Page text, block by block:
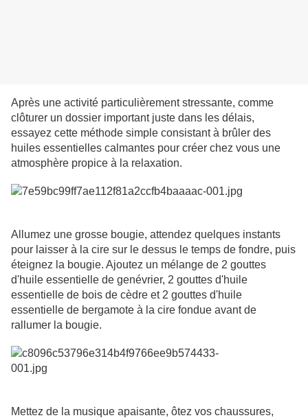
Après une activité particulièrement stressante, comme
clôturer un dossier important juste dans les délais,
essayez cette méthode simple consistant à brûler des
huiles essentielles calmantes pour créer chez vous une
atmosphère propice à la relaxation.
Allumez une grosse bougie, attendez quelques instants
pour laisser à la cire sur le dessus le temps de fondre, puis
éteignez la bougie. Ajoutez un mélange de 2 gouttes
d'huile essentielle de genévrier, 2 gouttes d'huile
essentielle de bois de cèdre et 2 gouttes d'huile
essentielle de bergamote à la cire fondue avant de
rallumer la bougie.
Mettez de la musique apaisante, ôtez vos chaussures,